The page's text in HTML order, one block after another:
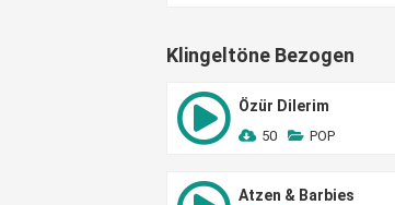
Klingeltöne Bezogen
Özür Dilerim
50 POP
Atzen & Barbies